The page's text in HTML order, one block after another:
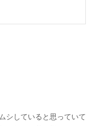
シしていると思っていて